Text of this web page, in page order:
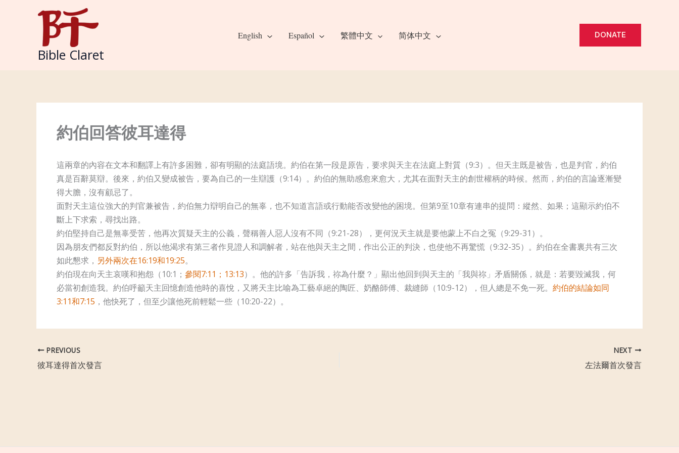
Bible Claret
English Español 繁體中文 简体中文 DONATE
約伯回答彼耳達得
這兩章的內容在文本和翻譯上有許多困難，卻有明顯的法庭語境。約伯在第一段是原告，要求與天主在法庭上對質（9:3）。但天主既是被告，也是判官，約伯
真是百辭莫辯。後來，約伯又變成被告，要為自己的一生辯護（9:14）。約伯的無助感愈來愈大，尤其在面對天主的創世權柄的時候。然而，約伯的言論逐漸變
得大膽，沒有顧忌了。
面對天主這位強大的判官兼被告，約伯無力辯明自己的無辜，也不知道言語或行動能否改變他的困境。但第9至10章有連串的提問：縱然、如果；這顯示約伯不
斷上下求索，尋找出路。
約伯堅持自己是無辜受苦，他再次質疑天主的公義，聲稱善人惡人沒有不同（9:21-28），更何況天主就是要他蒙上不白之冤（9:29-31）。
因為朋友們都反對約伯，所以他渴求有第三者作見證人和調解者，站在他與天主之間，作出公正的判決，也使他不再驚慌（9:32-35）。約伯在全書裏共有三次
如此懇求， 另外兩次在16:19和19:25。
約伯現在向天主哀嘆和抱怨（10:1； 參閱7:11；13:13）。他的許多「告訴我，祢為什麼？」顯出他回到與天主的「我與祢」矛盾關係，就是：若要毀滅我，何
必當初創造我。約伯呼籲天主回憶創造他時的喜悅，又將天主比喻為工藝卓絕的陶匠、奶酪師傅、裁縫師（10:9-12），但人總是不免一死。 約伯的結論如同
3:11和7:15 ，他快死了，但至少讓他死前輕鬆一些（10:20-22）。
PREVIOUS
彼耳達得首次發言
NEXT
左法爾首次發言